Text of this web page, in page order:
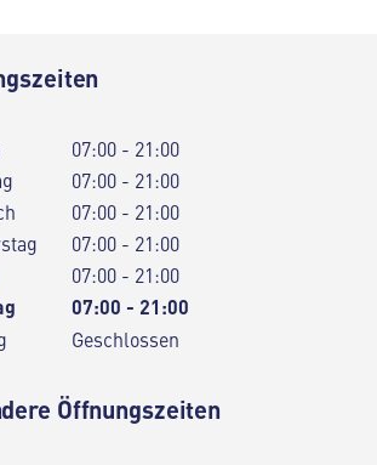
07:00 - 21:00
07:00 - 21:00
07:00 - 21:00
07:00 - 21:00
07:00 - 21:00
07:00 - 21:00
Geschlossen
Öffnungszeiten